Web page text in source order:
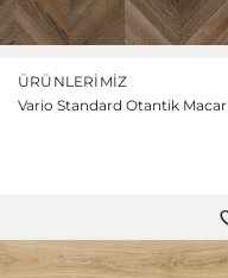
ÜRÜNLERIMIZ
Vario Standard Otantik Macar